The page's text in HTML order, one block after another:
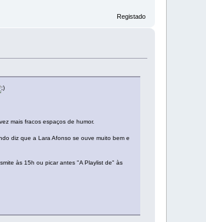
Registado
mais fracos espaços de humor.
diz que a Lara Afonso se ouve muito bem e
às 15h ou picar antes "A Playlist de" às